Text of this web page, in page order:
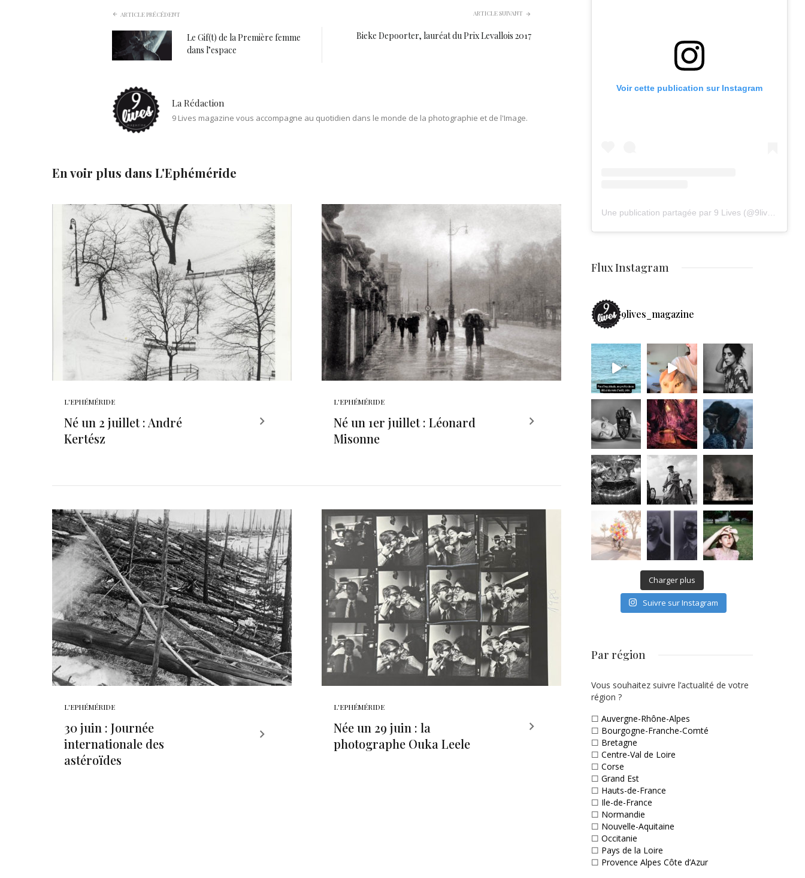
ARTICLE PRÉCÉDENT
Le Gif(t) de la Première femme
dans l’espace
ARTICLE SUIVANT
Bieke Depoorter, lauréat du Prix Levallois 2017
La Rédaction
9 Lives magazine vous accompagne au quotidien dans le monde de la photographie et de l'Image.
En voir plus dans L'Ephéméride
L'EPHÉMÉRIDE
Né un 2 juillet : André
Kertész
L'EPHÉMÉRIDE
Né un 1er juillet : Léonard
Misonne
L'EPHÉMÉRIDE
30 juin : Journée
internationale des
astéroïdes
L'EPHÉMÉRIDE
Née un 29 juin : la
photographe Ouka Leele
Voir cette publication sur Instagram
Flux Instagram
9lives_magazine
Charger plus
Suivre sur Instagram
Par région
Vous souhaitez suivre l’actualité de votre
région ?
☐ Auvergne-Rhône-Alpes
☐ Bourgogne-Franche-Comté
☐ Bretagne
☐ Centre-Val de Loire
☐ Corse
☐ Grand Est
☐ Hauts-de-France
☐ Ile-de-France
☐ Normandie
☐ Nouvelle-Aquitaine
☐ Occitanie
☐ Pays de la Loire
☐ Provence Alpes Côte d’Azur